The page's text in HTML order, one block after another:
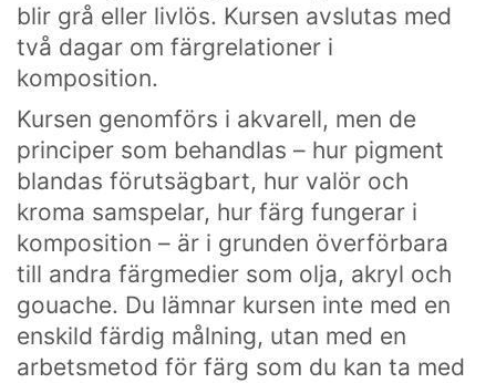
blir grå eller livlös. Kursen avslutas med
två dagar om färgrelationer i
komposition.
Kursen genomförs i akvarell, men de
principer som behandlas – hur pigment
blandas förutsägbart, hur valör och
kroma samspelar, hur färg fungerar i
komposition – är i grunden överförbara
till andra färgmedier som olja, akryl och
gouache. Du lämnar kursen inte med en
enskild färdig målning, utan med en
arbetsmetod för färg som du kan ta med